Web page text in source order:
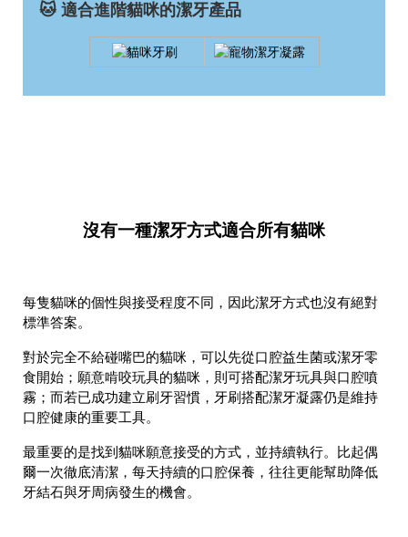
🐱 適合進階貓咪的潔牙產品
沒有一種潔牙方式適合所有貓咪
每隻貓咪的個性與接受程度不同，因此潔牙方式也沒有絕對
標準答案。
對於完全不給碰嘴巴的貓咪，可以先從口腔益生菌或潔牙零
食開始；願意啃咬玩具的貓咪，則可搭配潔牙玩具與口腔噴
霧；而若已成功建立刷牙習慣，牙刷搭配潔牙凝露仍是維持
口腔健康的重要工具。
最重要的是找到貓咪願意接受的方式，並持續執行。比起偶
爾一次徹底清潔，每天持續的口腔保養，往往更能幫助降低
牙結石與牙周病發生的機會。